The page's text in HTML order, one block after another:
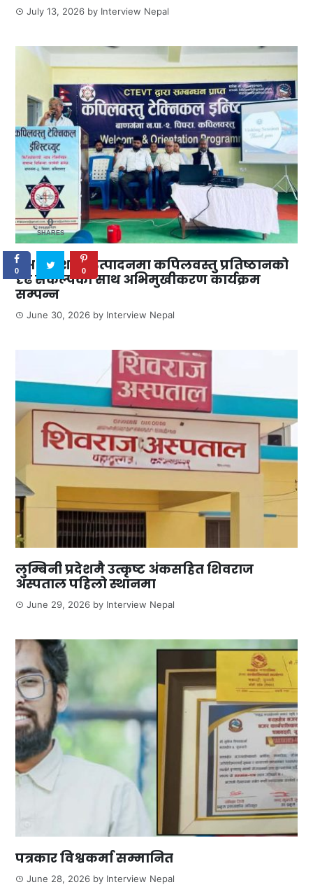
July 13, 2026 by Interview Nepal
दक्ष जनशक्ति उत्पादनमा कपिलवस्तु प्रतिष्ठानको
दृढ संकल्पका साथ अभिमुखीकरण कार्यक्रम
सम्पन्न
June 30, 2026 by Interview Nepal
लुम्बिनी प्रदेशमै उत्कृष्ट अंकसहित शिवराज
अस्पताल पहिलो स्थानमा
June 29, 2026 by Interview Nepal
पत्रकार विश्वकर्मा सम्मानित
June 28, 2026 by Interview Nepal
0
SHARES
0 0